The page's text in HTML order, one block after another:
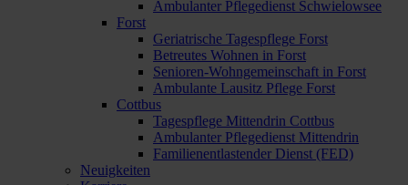
Ambulanter Pflegedienst Schwielowsee
Forst
Geriatrische Tagespflege Forst
Betreutes Wohnen in Forst
Senioren-Wohngemeinschaft in Forst
Ambulante Lausitz Pflege Forst
Cottbus
Tagespflege Mittendrin Cottbus
Ambulanter Pflegedienst Mittendrin
Familienentlastender Dienst (FED)
Neuigkeiten